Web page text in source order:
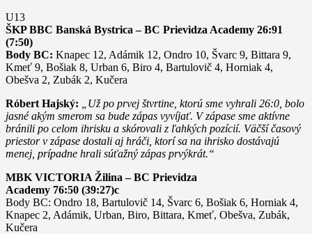
U13
ŠKP BBC Banská Bystrica – BC Prievidza Academy 26:91
(7:50)
Body BC: Knapec 12, Adámik 12, Ondro 10, Švarc 9, Bittara 9,
Kmeť 9, Bošiak 8, Urban 6, Biro 4, Bartulovič 4, Horniak 4,
Obešva 2, Zubák 2, Kučera
Róbert Hajský:
„Už po prvej štvrtine, ktorú sme vyhrali 26:0, bolo
jasné akým smerom sa bude zápas vyvíjať. V zápase sme aktívne
bránili po celom ihrisku a skórovali z ľahkých pozícií. Väčší časový
priestor v zápase dostali aj hráči, ktorí sa na ihrisko dostávajú
menej, prípadne hrali súťažný zápas prvýkrát.“
MBK VICTORIA Žilina – BC Prievidza
Academy 76:50 (39:27)c
Body BC: Ondro 18, Bartulovič 14, Švarc 6, Bošiak 6, Horniak 4,
Knapec 2, Adámik, Urban, Biro, Bittara, Kmeť, Obešva, Zubák,
Kučera